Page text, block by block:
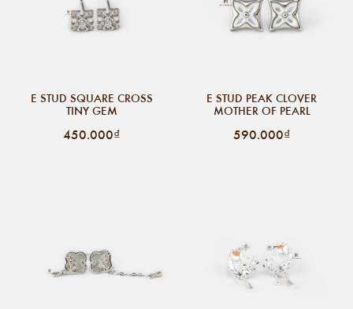
E STUD SQUARE CROSS
TINY GEM
450.000₫
E STUD PEAK CLOVER
MOTHER OF PEARL
590.000₫